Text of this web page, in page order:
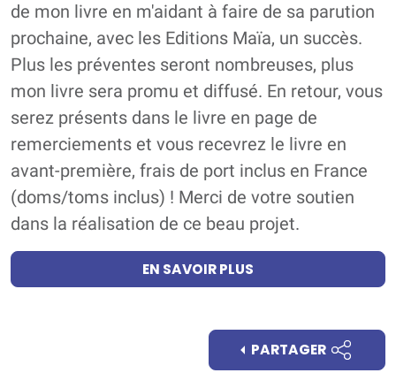
de mon livre en m'aidant à faire de sa parution
prochaine, avec les Editions Maïa, un succès.
Plus les préventes seront nombreuses, plus
mon livre sera promu et diffusé. En retour, vous
serez présents dans le livre en page de
remerciements et vous recevrez le livre en
avant-première, frais de port inclus en France
(doms/toms inclus) ! Merci de votre soutien
dans la réalisation de ce beau projet.
EN SAVOIR PLUS
PARTAGER